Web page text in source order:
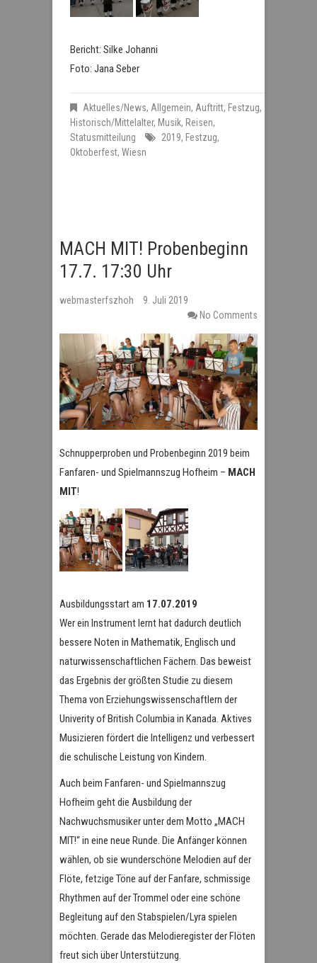
Bericht: Silke Johanni
Foto: Jana Seber
Aktuelles/News, Allgemein, Auftritt, Festzug,
Historisch/Mittelalter, Musik, Reisen,
Statusmitteilung
2019, Festzug,
Oktoberfest, Wiesn
MACH MIT! Probenbeginn
17.7. 17:30 Uhr
webmasterfszhoh
9. Juli 2019
No Comments
Schnupperproben und Probenbeginn 2019 beim
Fanfaren- und Spielmannszug Hofheim – MACH
MIT!
Ausbildungsstart am 17.07.2019
Wer ein Instrument lernt hat dadurch deutlich
bessere Noten in Mathematik, Englisch und
naturwissenschaftlichen Fächern. Das beweist
das Ergebnis der größten Studie zu diesem
Thema von Erziehungswissenschaftlern der
Univerity of British Columbia in Kanada. Aktives
Musizieren fördert die Intelligenz und verbessert
die schulische Leistung von Kindern.
Auch beim Fanfaren- und Spielmannszug
Hofheim geht die Ausbildung der
Nachwuchsmusiker unter dem Motto „MACH
MIT!“ in eine neue Runde. Die Anfänger können
wählen, ob sie wunderschöne Melodien auf der
Flöte, fetzige Töne auf der Fanfare, schmissige
Rhythmen auf der Trommel oder eine schöne
Begleitung auf den Stabspielen/Lyra spielen
möchten. Gerade das Melodieregister der Flöten
freut sich über Unterstützung.